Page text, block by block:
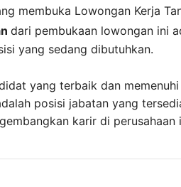
membuka Lowongan Kerja
dari pembukaan lowongan ini
yang sedang dibutuhkan.
yang terbaik dan
posisi jabatan yang
karir di perusahaan